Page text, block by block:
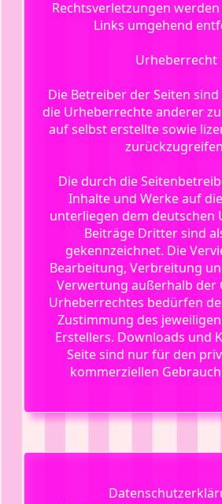
Rechtsverletzungen
Links umgehend
Urheberrecht
Die Betreiber der Seiten
die Urheberrechte anderer
auf selbst erstellte sowie
Die durch die
Inhalte und Werke auf
unterliegen dem deutschen
Beiträge Dritter sind
gekennzeichnet. Die
Bearbeitung, Verbreitung
Verwertung außerhalb der
Urheberrechtes bedürfen
Zustimmung des
Erstellers. Downloads und
Seite sind nur für den
kommerziellen